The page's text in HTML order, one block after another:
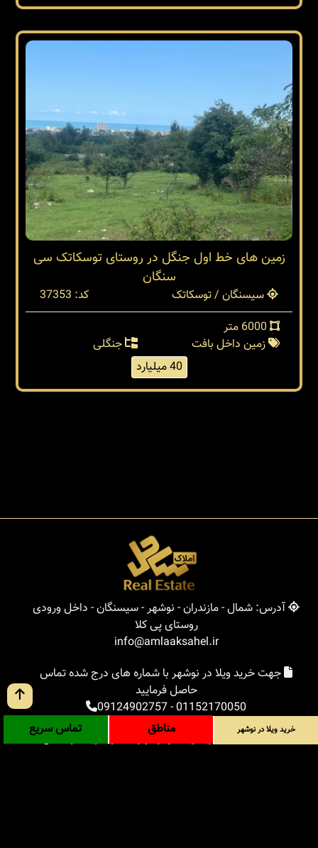
زمین های خط اول جنگل در روستای توسکاتک سی
سنگان
سیسنگان / توسکاتک
کد: 37353
زمین داخل بافت
جنگلی
40 میلیارد
آدرس: شمال - مازندران - نوشهر - سیسنگان - داخل ورودی
روستای پی کلا
info@amlaaksahel.ir
جهت خرید ویلا در نوشهر با شماره های درج شده تماس
حاصل فرمایید
01152170050
-
09124902757
املاک ساحل
خرید ویلا در نوشهر
خرید ویلا در شمال
خرید ویلا در نوشهر مناطق تماس سریع